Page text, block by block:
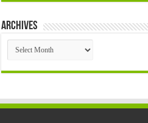
Archives
Archives